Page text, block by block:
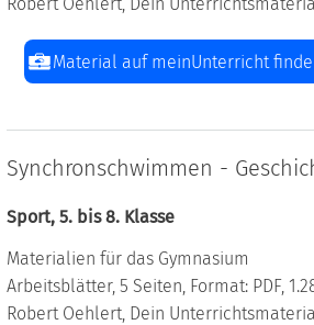
Material auf meinUnterricht
Synchronschwimmen -
Sport, 5. bis 8. Klasse
Materialien für das Gymnasium
Arbeitsblätter, 5 Seiten, Format: PDF,
Robert Oehlert, Dein